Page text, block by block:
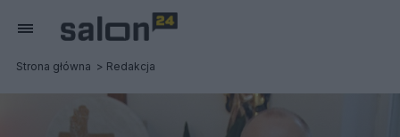
Strona główna Redakcja